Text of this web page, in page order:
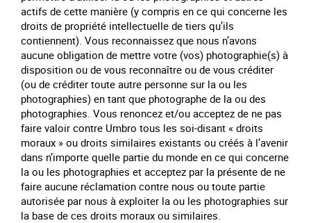
actifs de cette manière (y compris en ce qui concerne les
droits de propriété intellectuelle de tiers qu’ils
contiennent). Vous reconnaissez que nous n’avons
aucune obligation de mettre votre (vos) photographie(s) à
disposition ou de vous reconnaître ou de vous créditer
(ou de créditer toute autre personne sur la ou les
photographies) en tant que photographe de la ou des
photographies. Vous renoncez et/ou acceptez de ne pas
faire valoir contre Umbro tous les soi-disant « droits
moraux » ou droits similaires existants ou créés à l’avenir
dans n’importe quelle partie du monde en ce qui concerne
la ou les photographies et acceptez par la présente de ne
faire aucune réclamation contre nous ou toute partie
autorisée par nous à exploiter la ou les photographies sur
la base de ces droits moraux ou similaires.